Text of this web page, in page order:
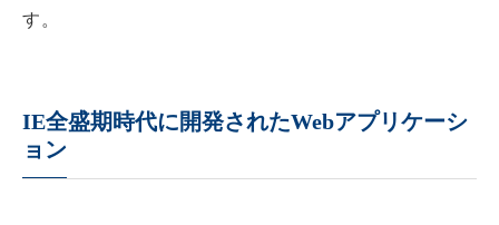
す。
IE全盛期時代に開発されたWebアプリケーシ
ョン